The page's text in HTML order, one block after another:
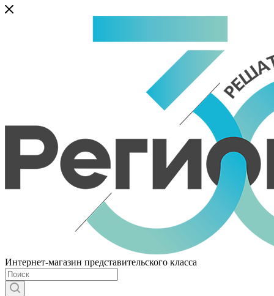
Интернет-магазин представительского класса